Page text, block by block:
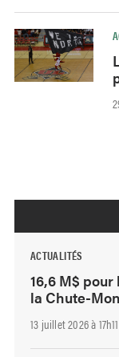
ACTUALITÉS
16,6 M$
la Chute-
13 juillet 2026 à 17h11